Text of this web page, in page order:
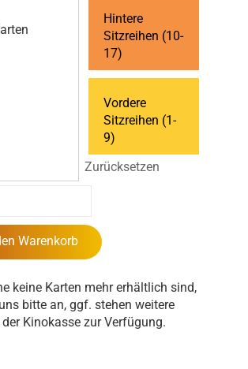
Hintere
Sitzreihen (10-
17)
Vordere
Sitzreihen (1-
9)
Zurücksetzen
Warenkorb
keine Karten mehr erhältlich sind,
bitte an, ggf. stehen weitere
Kinokasse zur Verfügung.